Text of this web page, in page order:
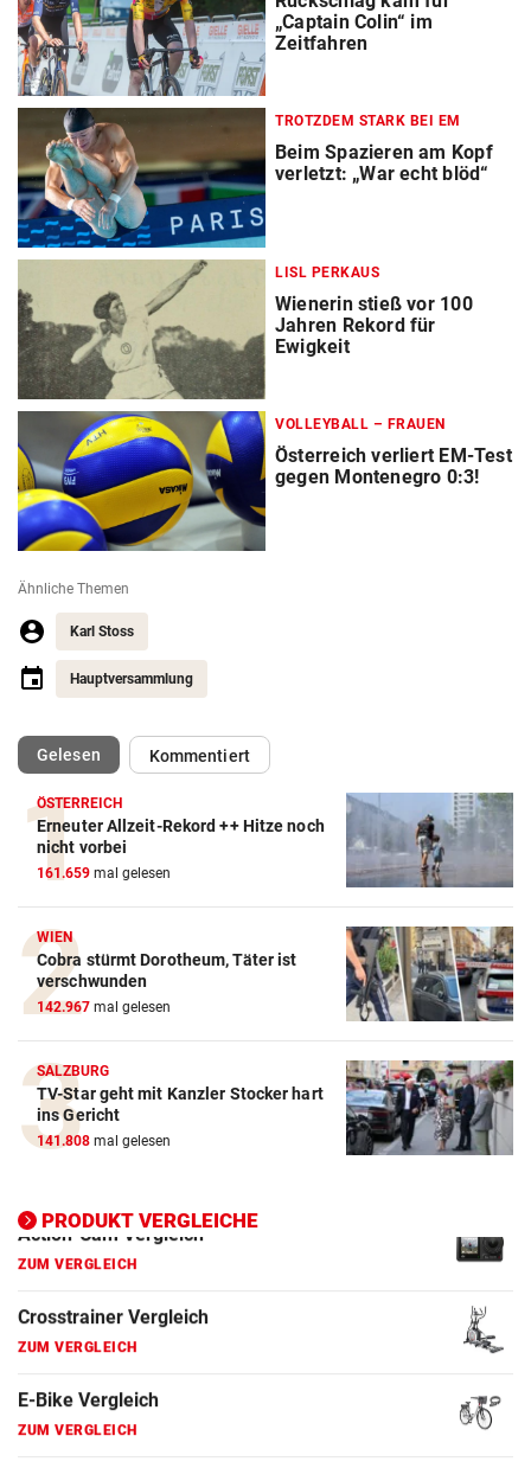
„Captain Colin“ im
Zeitfahren
TROTZDEM STARK BEI EM
Beim Spazieren am Kopf
verletzt: „War echt blöd“
LISL PERKAUS
Wienerin stieß vor 100
Jahren Rekord für
Ewigkeit
VOLLEYBALL – FRAUEN
Österreich verliert EM-Test
gegen Montenegro 0:3!
Ähnliche Themen
Karl Stoss
Hauptversammlung
Gelesen(ausgewählt)Kommentiert
ÖSTERREICH
Erneuter Allzeit-Rekord ++ Hitze noch
nicht vorbei
161.659 mal gelesen
WIEN
Cobra stürmt Dorotheum, Täter ist
verschwunden
142.967 mal gelesen
SALZBURG
TV-Star geht mit Kanzler Stocker hart
ins Gericht
141.808 mal gelesen
PRODUKT VERGLEICHE
Action-Cam Vergleich
ZUM VERGLEICH
Crosstrainer Vergleich
ZUM VERGLEICH
E-Bike Vergleich
ZUM VERGLEICH
Elektro-Scooter Vergleich
Ergometer Vergleich
ZUM VERGLEICH
ZUM VERGLEICH
ZUM VERGLEICH